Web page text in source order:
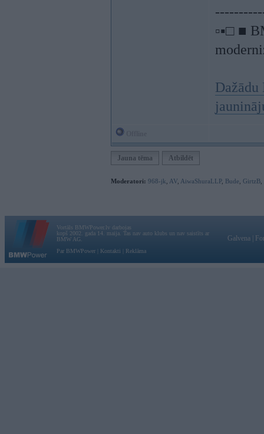
▫▪□ ■
Jauna tēma Atbildēt
Moderatori: 968-jk AV AiwaShuraLLP, Bude GirtzB
Vortāls BMWPower.lv darbojas
kopš 2002. gada 14. maija. Tas nav auto klubs un nav saistīts ar
BMW AG.
Par BMWPower
Kontakti Reklāma
Galvena